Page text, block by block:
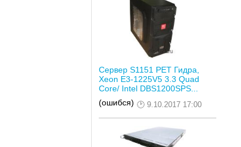
Сервер S1151 РЕТ Гидра,
Xeon E3-1225V5 3.3 Quad
Core/ Intel DBS1200SPS...
(ошибся)
9.10.2017 17:00